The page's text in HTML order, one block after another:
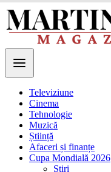
Televiziune
Cinema
Tehnologie
Muzică
Știință
Afaceri și finanțe
Cupa Mondială 2026
Știri